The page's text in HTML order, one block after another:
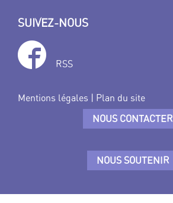
SUIVEZ-NOUS
RSS
Mentions légales | Plan du site
NOUS CONTACTER
NOUS SOUTENIR